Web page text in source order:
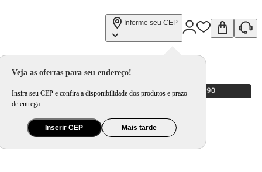
Informe seu CEP
Veja as ofertas para seu endereço!
Insira seu CEP e confira a disponibilidade dos produtos e prazo
de entrega.
Inserir CEP Mais tarde